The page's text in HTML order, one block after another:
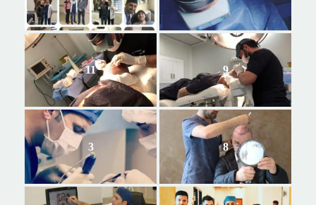
11 9
3 8